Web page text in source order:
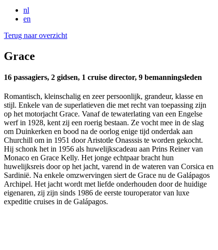
nl
en
Terug naar overzicht
Grace
16 passagiers, 2 gidsen, 1 cruise director, 9 bemanningsleden
Romantisch, kleinschalig en zeer persoonlijk, grandeur, klasse en
stijl. Enkele van de superlatieven die met recht van toepassing zijn
op het motorjacht Grace. Vanaf de tewaterlating van een Engelse
werf in 1928, kent zij een roerig bestaan. Ze vocht mee in de slag
om Duinkerken en bood na de oorlog enige tijd onderdak aan
Churchill om in 1951 door Aristotle Onasssis te worden gekocht.
Hij schonk het in 1956 als huwelijkscadeau aan Prins Reiner van
Monaco en Grace Kelly. Het jonge echtpaar bracht hun
huwelijksreis door op het jacht, varend in de wateren van Corsica en
Sardinië. Na enkele omzwervingen siert de Grace nu de Galápagos
Archipel. Het jacht wordt met liefde onderhouden door de huidige
eigenaren, zij zijn sinds 1986 de eerste touroperator van luxe
expeditie cruises in de Galápagos.